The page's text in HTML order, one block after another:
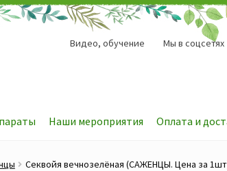
Видео, обучение Мы в соцсетях
Наши мероприятия Оплата и
Секвойя вечнозелёная (САЖЕНЦЫ. Цена за